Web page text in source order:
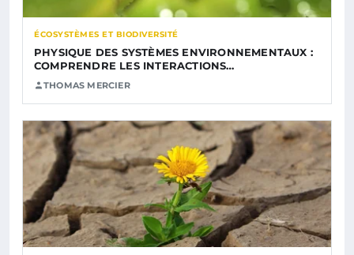
ÉCOSYSTÈMES ET BIODIVERSITÉ
PHYSIQUE DES SYSTÈMES ENVIRONNEMENTAUX :
COMPRENDRE LES INTERACTIONS…
THOMAS MERCIER